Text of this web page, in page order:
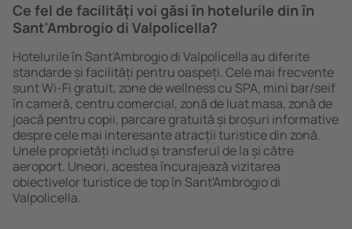
Ce fel de facilităţi voi găsi ȋn hotelurile din în
Sant'Ambrogio di Valpolicella?
Hotelurile în Sant'Ambrogio di Valpolicella au diferite
standarde și facilități pentru oaspeți. Cele mai frecvente
sunt Wi-Fi gratuit, zone de wellness cu SPA, mini bar/seif
în cameră, centru comercial, zonă de luat masa, zonă de
joacă pentru copii, parcare gratuită și broșuri informative
despre cele mai interesante atracții turistice din zonă.
Unele proprietăți includ și transferul de la și către
aeroport. Uneori, acestea încurajează vizitarea
obiectivelor turistice de top în Sant'Ambrogio di
Valpolicella.